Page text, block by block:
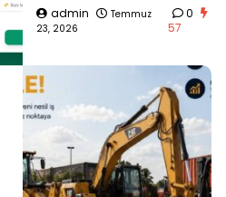
admin
Temmuz
23, 2026
0
57